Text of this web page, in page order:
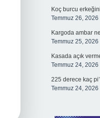
Koç burcu
Temmuz 26, 2026
Kargoda ambar
Temmuz 25, 2026
Kasada açık
Temmuz 24, 2026
225 derece kaç
Temmuz 24, 2026